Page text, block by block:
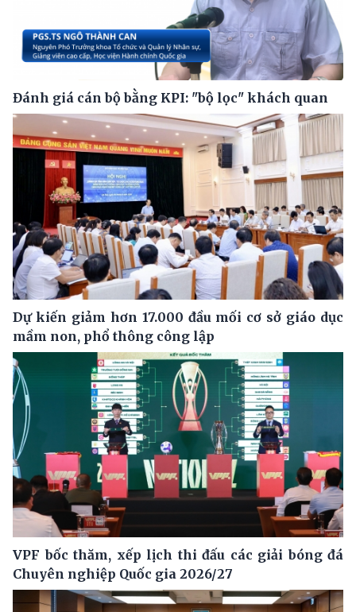
Đánh giá cán bộ bằng KPI: "bộ lọc" khách quan
Dự kiến giảm hơn 17.000 đầu mối cơ sở giáo dục
mầm non, phổ thông công lập
VPF bốc thăm, xếp lịch thi đấu các giải bóng đá
Chuyên nghiệp Quốc gia 2026/27